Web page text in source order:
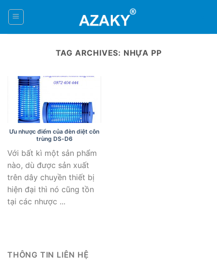
TAG ARCHIVES: NHỰA PP
Ưu nhược điểm của đèn diệt côn
trùng DS-D6
Với bất kì một sản phẩm
nào, dù được sản xuất
trên dây chuyền thiết bị
hiện đại thì nó cũng tồn
tại các nhược ...
THÔNG TIN LIÊN HỆ